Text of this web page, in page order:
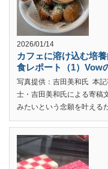
2026/01/14
カフェに溶け込む培
食レポート（1）Vow
写真提供：吉田美和氏 本
士・吉田美和氏による寄稿
みたいという念願を叶える